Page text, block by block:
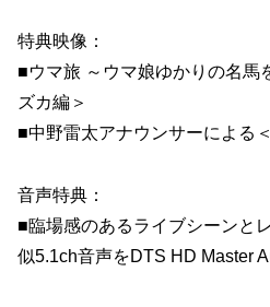
特典映像：
■ウマ旅 ～ウマ娘ゆかりの名馬
ズカ編＞
■中野雷太アナウンサーによる
音声特典：
■臨場感のあるライブシーンと
似5.1ch音声をDTS HD Master